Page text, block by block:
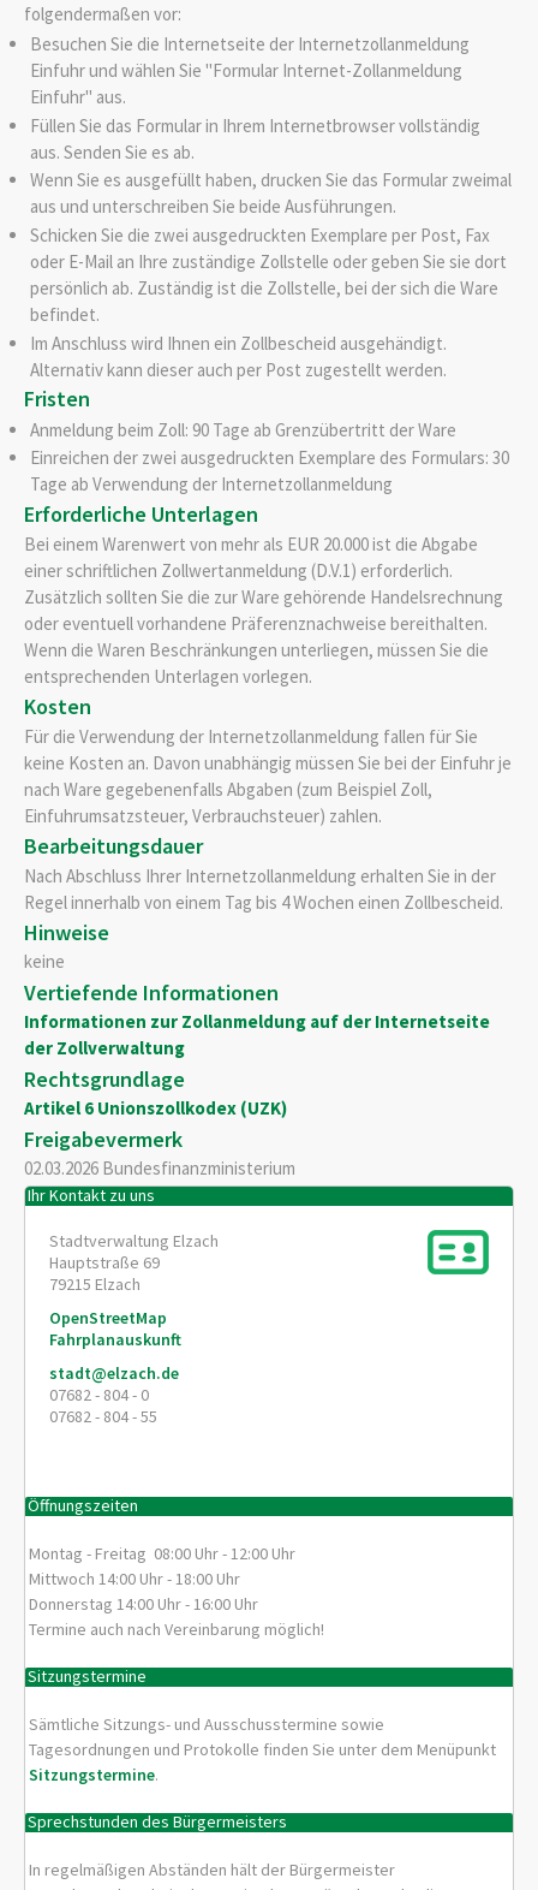
folgendermaßen vor:
Besuchen Sie die Internetseite der Internetzollanmeldung
Einfuhr und wählen Sie "Formular Internet-Zollanmeldung
Einfuhr" aus.
Füllen Sie das Formular in Ihrem Internetbrowser vollständig
aus. Senden Sie es ab.
Wenn Sie es ausgefüllt haben, drucken Sie das Formular zweimal
aus und unterschreiben Sie beide Ausführungen.
Schicken Sie die zwei ausgedruckten Exemplare per Post, Fax
oder E-Mail an Ihre zuständige Zollstelle oder geben Sie sie dort
persönlich ab. Zuständig ist die Zollstelle, bei der sich die Ware
befindet.
Im Anschluss wird Ihnen ein Zollbescheid ausgehändigt.
Alternativ kann dieser auch per Post zugestellt werden.
Fristen
Anmeldung beim Zoll: 90 Tage ab Grenzübertritt der Ware
Einreichen der zwei ausgedruckten Exemplare des Formulars: 30
Tage ab Verwendung der Internetzollanmeldung
Erforderliche Unterlagen
Bei einem Warenwert von mehr als EUR 20.000 ist die Abgabe
einer schriftlichen Zollwertanmeldung (D.V.1) erforderlich.
Zusätzlich sollten Sie die zur Ware gehörende Handelsrechnung
oder eventuell vorhandene Präferenznachweise bereithalten.
Wenn die Waren Beschränkungen unterliegen, müssen Sie die
entsprechenden Unterlagen vorlegen.
Kosten
Für die Verwendung der Internetzollanmeldung fallen für Sie
keine Kosten an. Davon unabhängig müssen Sie bei der Einfuhr je
nach Ware gegebenenfalls Abgaben (zum Beispiel Zoll,
Einfuhrumsatzsteuer, Verbrauchsteuer) zahlen.
Bearbeitungsdauer
Nach Abschluss Ihrer Internetzollanmeldung erhalten Sie in der
Regel innerhalb von einem Tag bis 4 Wochen einen Zollbescheid.
Hinweise
keine
Vertiefende Informationen
Informationen zur Zollanmeldung auf der Internetseite
der Zollverwaltung
Rechtsgrundlage
Artikel 6 Unionszollkodex (UZK)
Freigabevermerk
02.03.2026 Bundesfinanzministerium
Ihr Kontakt zu uns
Stadtverwaltung Elzach
Hauptstraße 69
79215 Elzach
OpenStreetMap
Fahrplanauskunft
stadt@elzach.de
07682 - 804 - 0
07682 - 804 - 55
Öffnungszeiten
Montag - Freitag 08:00 Uhr - 12:00 Uhr
Mittwoch 14:00 Uhr - 18:00 Uhr
Donnerstag 14:00 Uhr - 16:00 Uhr
Termine auch nach Vereinbarung möglich!
Sitzungstermine
Sämtliche Sitzungs- und Ausschusstermine sowie
Tagesordnungen und Protokolle finden Sie unter dem Menüpunkt
Sitzungstermine.
Sprechstunden des Bürgermeisters
In regelmäßigen Abständen hält der Bürgermeister